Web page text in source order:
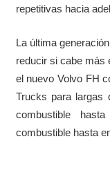
repetitivas hacia
La última
reducir si cabe más
el nuevo Volvo FH
Trucks para largas
combustible
combustible hasta